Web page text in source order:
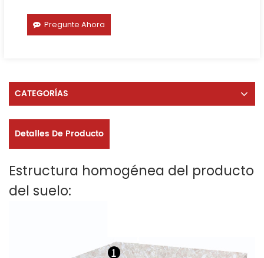
Pregunte Ahora
CATEGORÍAS
Detalles De Producto
Estructura homogénea del producto
del suelo: